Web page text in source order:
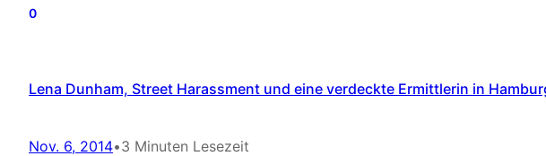
0
Lena Dunham, Street Harassment und eine verdeckte Ermittlerin in
Nov. 6, 2014•3 Minuten Lesezeit